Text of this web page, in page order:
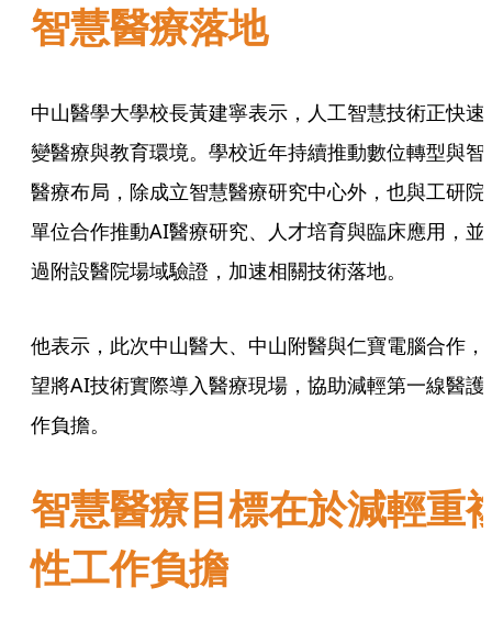
智慧醫療落地
中山醫學大學校長黃建寧表示，人工智慧技術正快速
變醫療與教育環境。學校近年持續推動數位轉型與智
醫療布局，除成立智慧醫療研究中心外，也與工研院
單位合作推動AI醫療研究、人才培育與臨床應用，並
過附設醫院場域驗證，加速相關技術落地。
他表示，此次中山醫大、中山附醫與仁寶電腦合作，
望將AI技術實際導入醫療現場，協助減輕第一線醫護
作負擔。
智慧醫療目標在於減輕重
性工作負擔